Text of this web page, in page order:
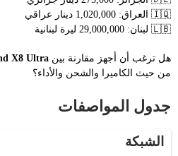
🇮🇶 العراق: 1,020,000 دينار عراقي
🇱🇧 لبنان: 29,000,000 ليرة لبنانية
هل ترغب أن أجهز مقارنة بين X8 Ultra
من حيث الكاميرا والشحن والأداء؟
جدول المواصفات
الشبكة